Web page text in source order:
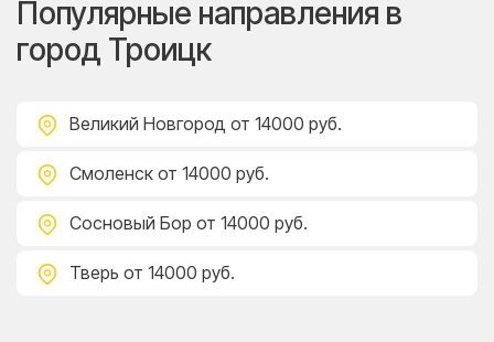
Популярные направления в
город Троицк
Великий Новгород от 14000 руб.
Смоленск от 14000 руб.
Сосновый Бор от 14000 руб.
Тверь от 14000 руб.